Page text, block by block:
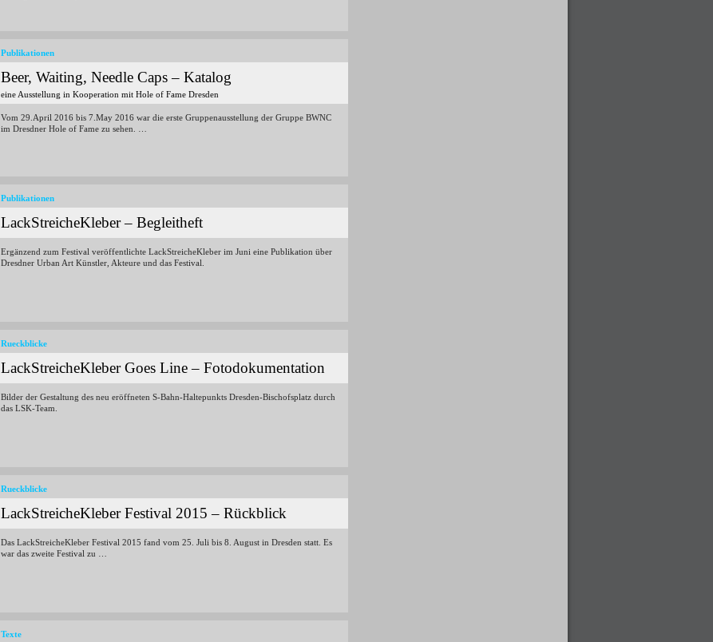
Publikationen
Beer, Waiting, Needle Caps – Katalog
eine Ausstellung in Kooperation mit Hole of Fame Dresden
Vom 29.April 2016 bis 7.May 2016 war die erste Gruppenausstellung der Gruppe BWNC
im Dresdner Hole of Fame zu sehen. …
Publikationen
LackStreicheKleber – Begleitheft
Ergänzend zum Festival veröffentlichte LackStreicheKleber im Juni eine Publikation über
Dresdner Urban Art Künstler, Akteure und das Festival.
Rueckblicke
LackStreicheKleber Goes Line – Fotodokumentation
Bilder der Gestaltung des neu eröffneten S-Bahn-Haltepunkts Dresden-Bischofsplatz durch
das LSK-Team.
Rueckblicke
LackStreicheKleber Festival 2015 – Rückblick
Das LackStreicheKleber Festival 2015 fand vom 25. Juli bis 8. August in Dresden statt. Es
war das zweite Festival zu …
Texte